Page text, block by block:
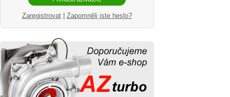
Zaregistrovat Zapomněli jste heslo?